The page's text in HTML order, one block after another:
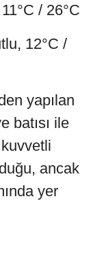
/ 26°C
12°C /
yapılan
batısı ile
ancak
yer